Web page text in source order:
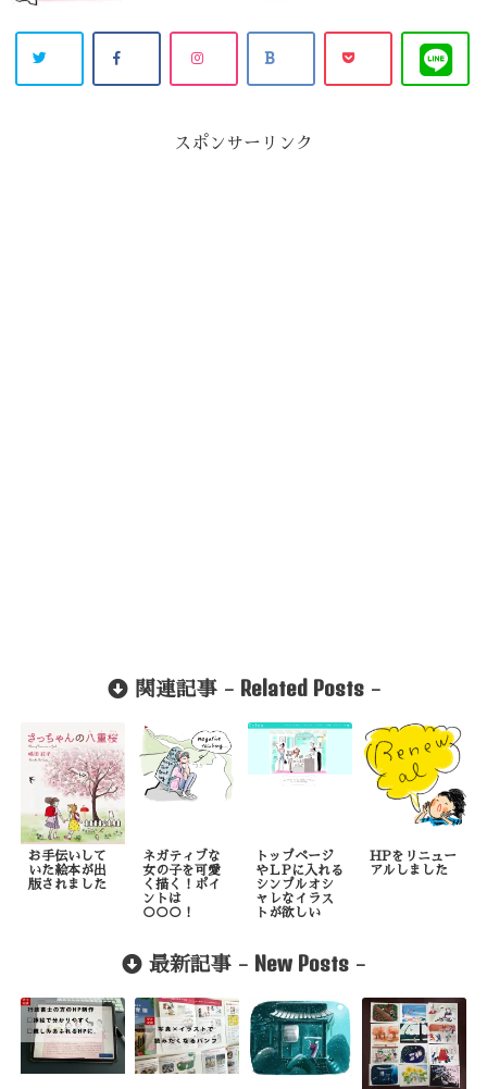
スポンサーリンク
関連記事 - Related Posts-
お手伝いして
いた絵本が出
版されました
ネガティブな
女の子を可愛
く描く！ポイ
ントは
○○○！
トップページ
やＬPに入れる
シンプルオシ
ャレなイラス
トが欲しい
HPをリニュー
アルしました
最新記事 - New Posts -